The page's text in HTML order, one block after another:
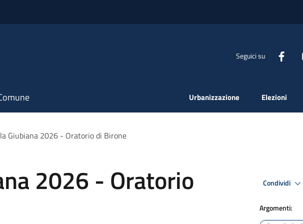
Seguici su
Urbanizzazione Elezioni
Giubiana 2026 - Oratorio di Birone
2026 - Oratorio Condividi
Argomenti: